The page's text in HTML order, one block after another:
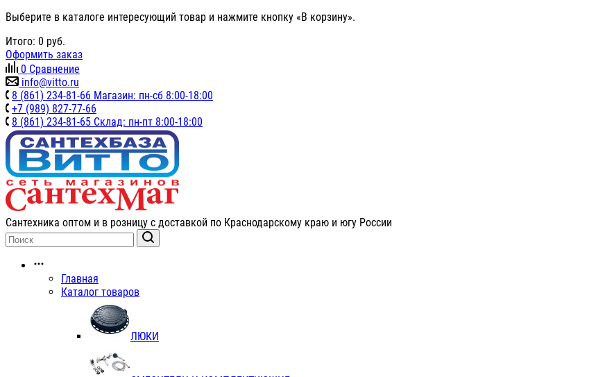
Выберите в каталоге интересующий товар и нажмите кнопку «В корзину».
Итого: 0 руб.
Оформить заказ
0 Сравнение
info@vitto.ru
8 (861) 234-81-66 Магазин: пн-сб 8:00-18:00
+7 (989) 827-77-66
8 (861) 234-81-65 Склад: пн-пт 8:00-18:00
Сантехника оптом и в розницу с доставкой по Краснодарскому краю и югу России
Главная
Каталог товаров
ЛЮКИ